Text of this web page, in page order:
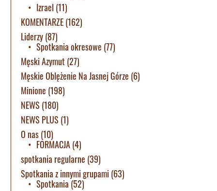
Izrael (11)
KOMENTARZE(162)
Liderzy(87)
Spotkania okresowe (77)
Męski Azymut (27)
Męskie Oblężenie Na Jasnej Górze (6)
Minione (198)
NEWS (180)
NEWS PLUS (1)
O nas(10)
FORMACJA(4)
spotkania regularne (39)
Spotkania z innymi grupami (63)
Spotkania (52)